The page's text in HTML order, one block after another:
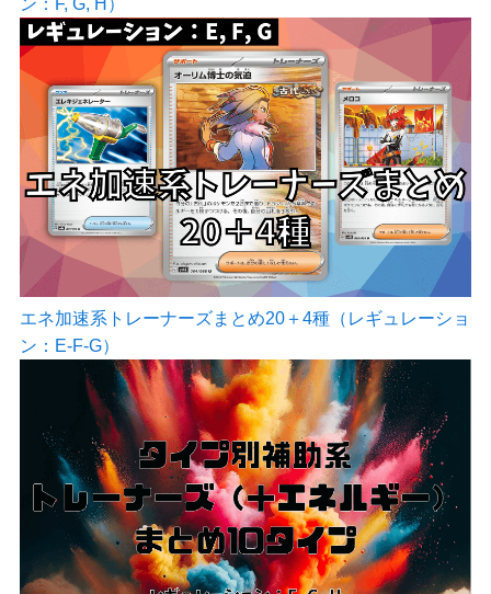
エネ加速系トレーナーズまとめ20＋4種（レギュレーショ
ン：E-F-G）